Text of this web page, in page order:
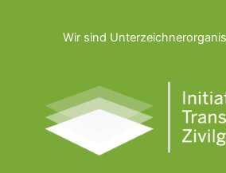
Wir sind